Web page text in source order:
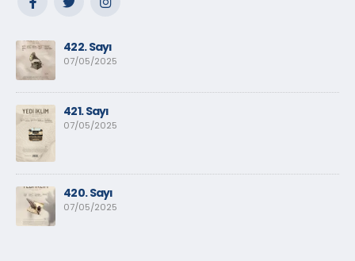
422. Sayı
07/05/2025
421. Sayı
07/05/2025
420. Sayı
07/05/2025